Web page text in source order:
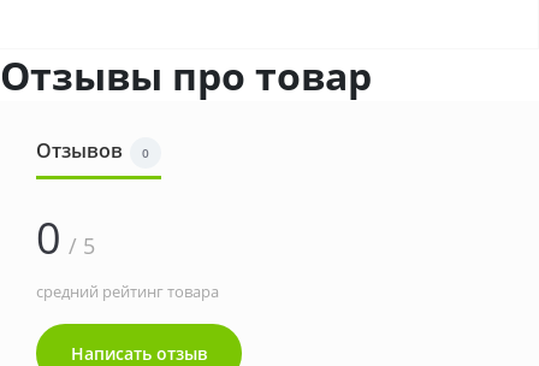
Отзывы про товар
Отзывов 0
0 / 5
средний рейтинг товара
Написать отзыв